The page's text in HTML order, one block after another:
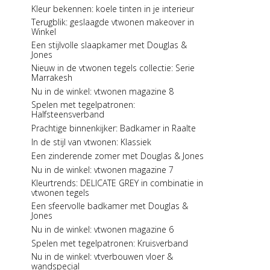
Jones
Een stijlvolle badkamer met Douglas & Jones
Nu in de winkel: Stijlvol Wonen 7
Een sfeervolle herfst met Douglas & Jones
Nu in de winkel: Eigen Huis & Interieur 7
Serie in the spotlight: Manor
Nu in de winkel: Stijlvol Wonen 6
Een smaakvolle keuken met Douglas &
Jones
Een sfeervolle woonkamer met Douglas &
Jones
Serie in the spotlight: Fusion
De serie One by One: de rijkdom van één
tegel
De serie Manor: Warm, diep en doorleefd
Uit de Douglas & Jones collectie: Manor en
Metals
Douglas & Jones zomeractie 2019
Maak kans op een Douglas & Jones
wooncheque t.w.v. € 2.500,-
Ontdek Douglas & Jones in Art of Living
Kleur bekennen: koele tinten in je interieur
Terugblik: geslaagde vtwonen makeover in
Winkel
Een stijlvolle slaapkamer met Douglas &
Jones
Nieuw in de vtwonen tegels collectie: Serie
Marrakesh
Nu in de winkel: vtwonen magazine 8
Spelen met tegelpatronen:
Halfsteensverband
Prachtige binnenkijker: Badkamer in Raalte
In de stijl van vtwonen: Klassiek
Een zinderende zomer met Douglas & Jones
Nu in de winkel: vtwonen magazine 7
Kleurtrends: DELICATE GREY in combinatie in
vtwonen tegels
Een sfeervolle badkamer met Douglas &
Jones
Nu in de winkel: vtwonen magazine 6
Spelen met tegelpatronen: Kruisverband
Nu in de winkel: vtverbouwen vloer &
wandspecial